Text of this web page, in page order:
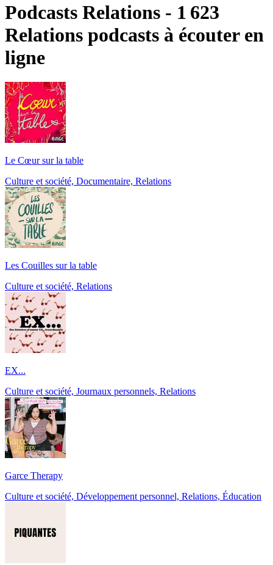
Podcasts Relations - 1 623
Relations podcasts à écouter en
ligne
Le Cœur sur la table
Culture et société, Documentaire, Relations
Les Couilles sur la table
Culture et société, Relations
EX...
Culture et société, Journaux personnels, Relations
Garce Therapy
Culture et société, Développement personnel, Relations, Éducation